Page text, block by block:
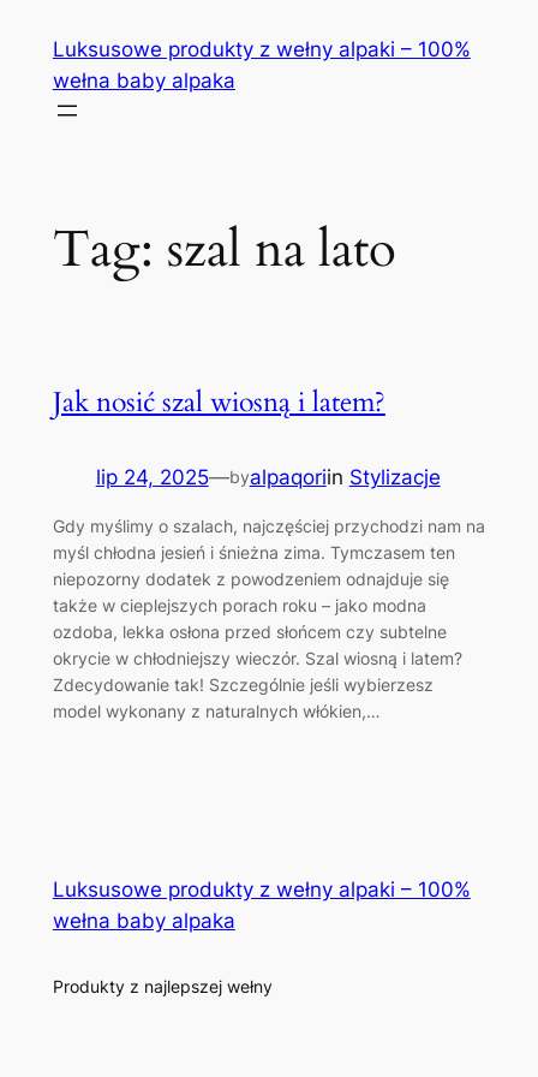
treści
Luksusowe produkty z wełny alpaki – 100%
wełna baby alpaka
Tag: szal na lato
Jak nosić szal wiosną i latem?
lip 24, 2025—byalpaqoriin Stylizacje
Gdy myślimy o szalach, najczęściej przychodzi nam na
myśl chłodna jesień i śnieżna zima. Tymczasem ten
niepozorny dodatek z powodzeniem odnajduje się
także w cieplejszych porach roku – jako modna
ozdoba, lekka osłona przed słońcem czy subtelne
okrycie w chłodniejszy wieczór. Szal wiosną i latem?
Zdecydowanie tak! Szczególnie jeśli wybierzesz
model wykonany z naturalnych włókien,…
Luksusowe produkty z wełny alpaki – 100%
wełna baby alpaka
Produkty z najlepszej wełny